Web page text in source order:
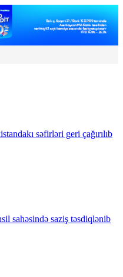
səfirləri geri çağırılıb
sahəsində saziş təsdiqlənib